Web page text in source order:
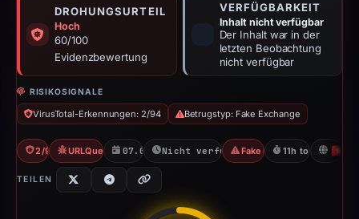
DROHUNGSURTEIL
Hoch
60/100
Evidenzbewertung
VERFÜGBARKEIT
Inhalt nicht verfügbar
Der Inhalt war in der
letzten Beobachtung
nicht verfügbar
RISIKOSIGNALE
VirusTotal-Erkennungen: 2/94 Betrugstyp: Fake Exchange
2/94 VTURLQuery: 2 detections
07.04.2026Nicht verfügbar seit 08.04.2026
Fake Exchange
11h to
TEILEN